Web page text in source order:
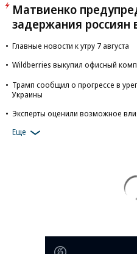
Матвиенко
задержания россиян
Главные новости к утру 7 августа
Wildberries выкупил офисный
Трамп сообщил о прогрессе в
Украины
Эксперты оценили возможное
Еще